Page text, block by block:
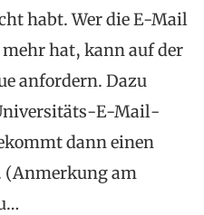
habt. Wer die E-Mail
hat, kann auf der
anfordern. Dazu
E-Mail-
dann einen
(Anmerkung am